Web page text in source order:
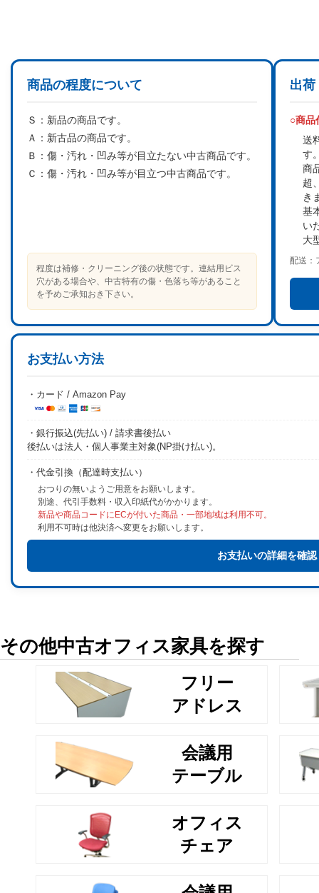
商品の程度について
Ｓ： 新品の商品です。
Ａ： 新古品の商品です。
Ｂ： 傷・汚れ・凹み等が目立たない中古商品です。
Ｃ： 傷・汚れ・凹み等が目立つ中古商品です。
程度は補修・クリーニング後の状態です。連結用ビス
穴がある場合や、中古特有の傷・色落ち等があること
を予めご承知おき下さい。
出荷
○商品
送
す
商
超
き
基
い
大
配送：
お支払い方法
・カード / Amazon Pay
・銀行振込(先払い) / 請求書後払い
後払いは法人・個人事業主対象(NP掛け払い)。
・代金引換（配達時支払い）
おつりの無いようご用意をお願いします。
別途、代引手数料・収入印紙代がかかります。
新品や商品コードにECが付いた商品・一部地域は利用不可。
利用不可時は他決済へ変更をお願いします。
お支払いの詳細を確認
その他中古オフィス家具を探す
フリー
アドレス
会議用
テーブル
オフィス
チェア